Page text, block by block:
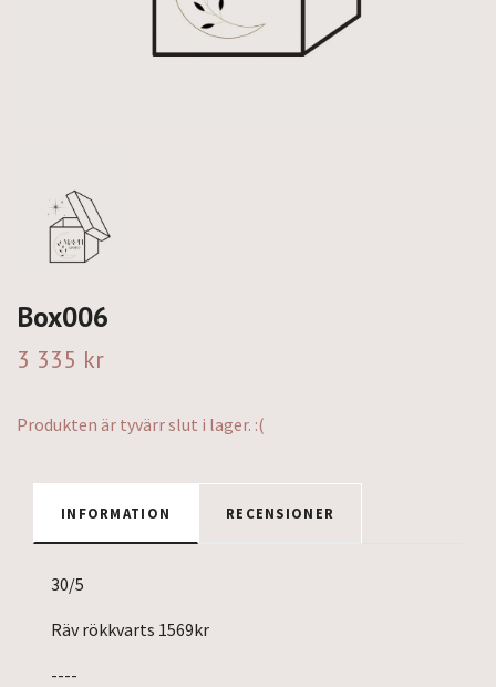
Box006
3 335 kr
Produkten är tyvärr slut i lager. :(
INFORMATION RECENSIONER
30/5
Räv rökkvarts 1569kr
----